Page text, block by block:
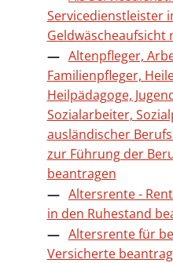
Servicedienstleister
Geldwäscheaufsicht
Altenpfleger,
Familienpfleger,
Heilpädagoge,
Sozialarbeiter,
ausländischer
zur Führung der
beantragen
Altersrente -
in den Ruhestand
Altersrente für
Versicherte